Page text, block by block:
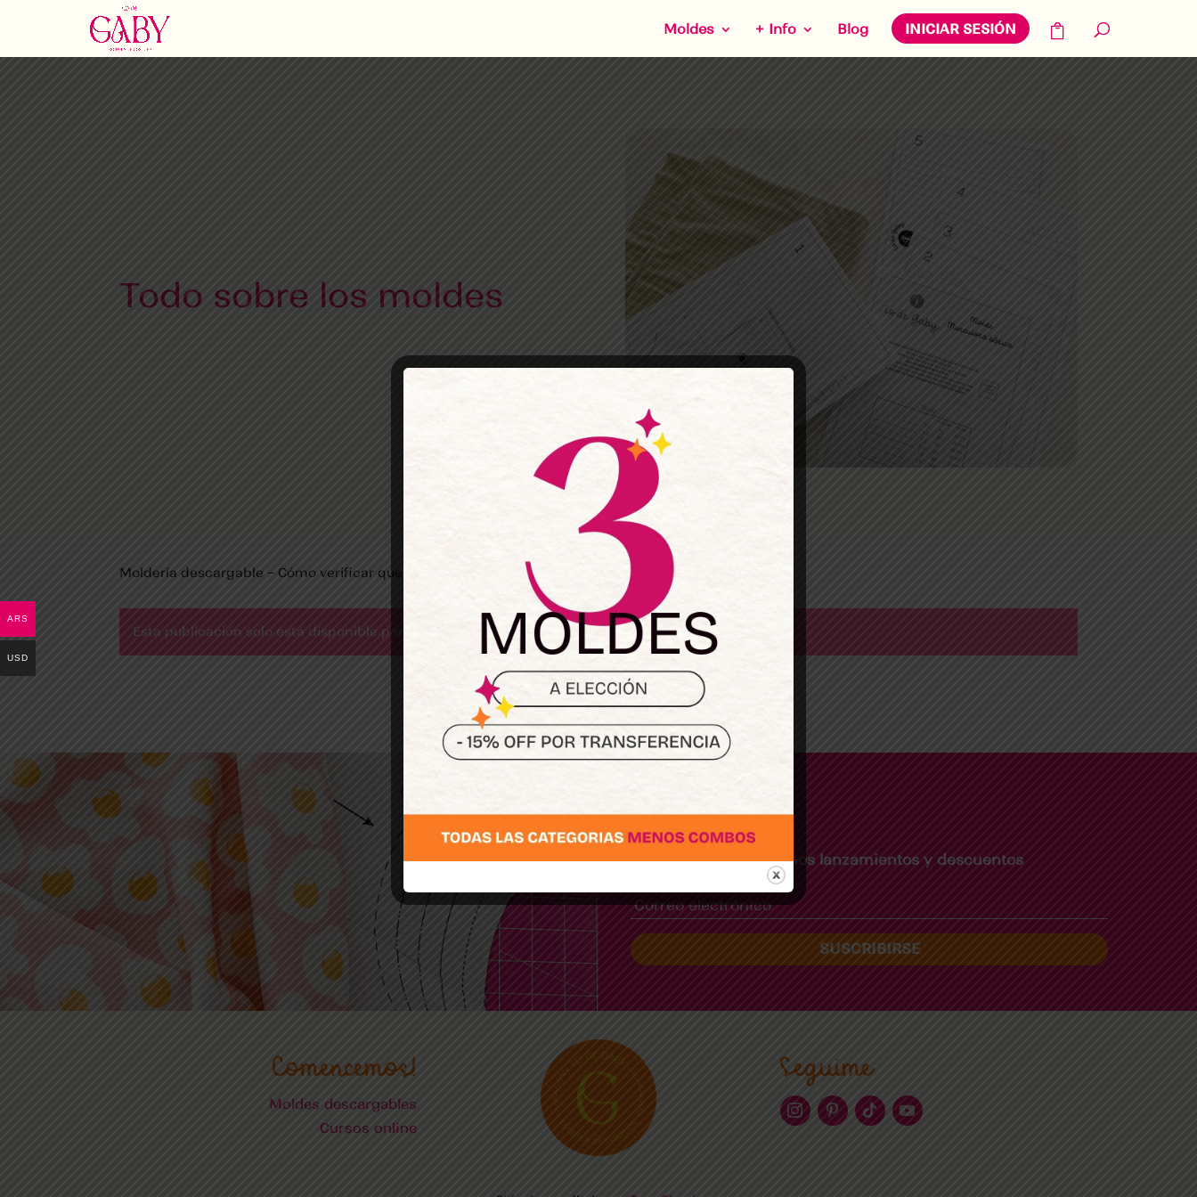
Moldes + Info Blog INICIAR SESIÓN
Todo sobre los moldes
Moldería descargable – Cómo verificar que esta bien la escala y más
Esta publicación solo está disponible para miembros.
Sumate
Y enterate de los últimos lanzamientos y descuentos
SUSCRIBIRSE
Comencemos!
Moldes descargables
Cursos online
Seguime
ARS
USD